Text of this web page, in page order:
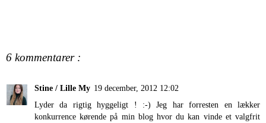
6 kommentarer :
Stine / Lille My 19 december, 2012 12:02
Lyder da rigtig hyggeligt ! :-) Jeg har forresten en lækker
konkurrence kørende på min blog hvor du kan vinde et valgfrit